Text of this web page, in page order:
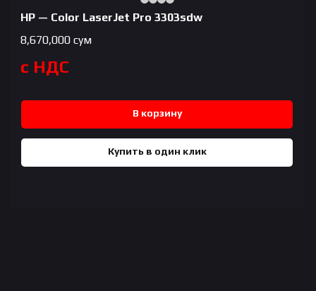
HP — Color LaserJet Pro 3303sdw
8,670,000 сум
с НДС
В корзину
Купить в один клик